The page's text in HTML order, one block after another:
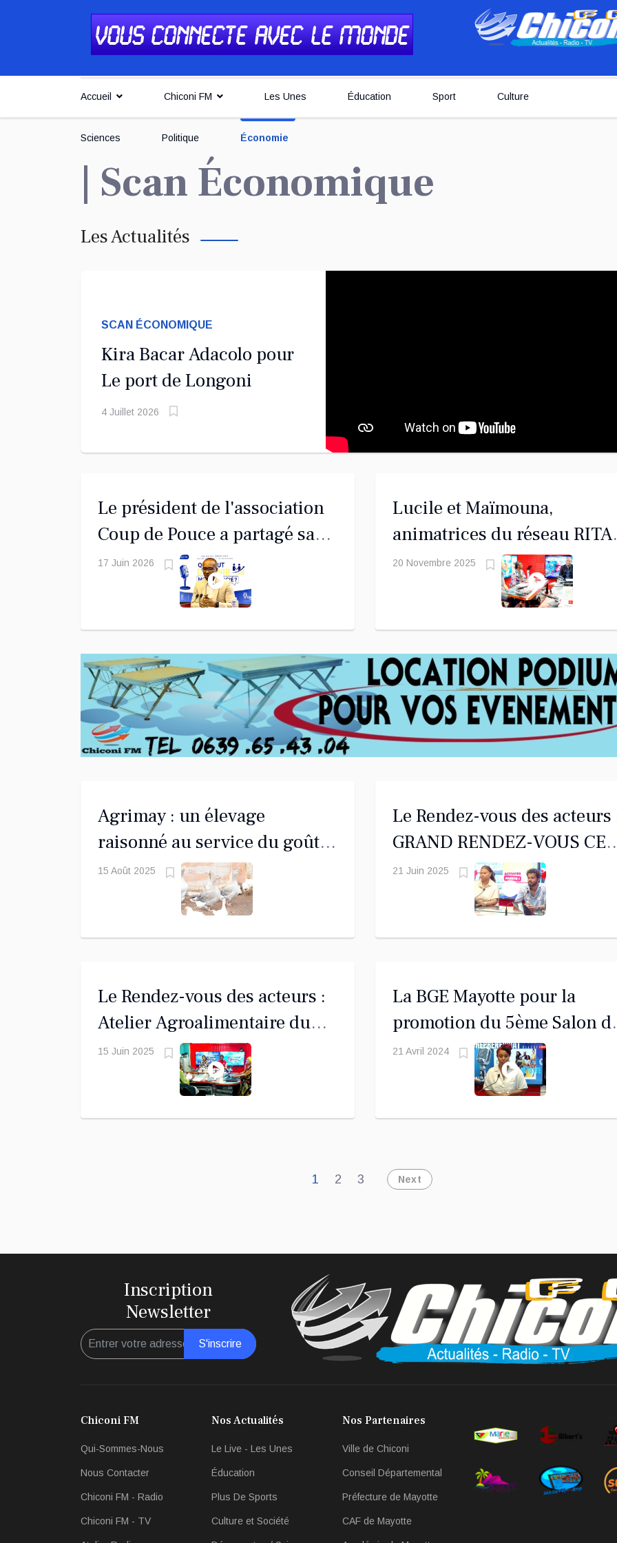
Accueil Chiconi FM Les Unes Éducation Sport Culture
Sciences Politique Économie
| Scan Économique
Les Actualités
SCAN ÉCONOMIQUE
Kira Bacar Adacolo pour
Le port de Longoni
4 Juillet 2026
Le président de l'association
Coup de Pouce a partagé sa
vision d'un entrepreneuriat
17 Juin 2026
Lucile et Maïmouna,
animatrices du réseau RITA
Mayotte
20 Novembre 2025
Agrimay : un élevage
raisonné au service du goût
et du bien-être animal
15 Août 2025
Le Rendez-vous des acteurs
GRAND RENDEZ-VOUS CE
WEEK-END À CHICONI
21 Juin 2025
Le Rendez-vous des acteurs :
Atelier Agroalimentaire du
Lycée de Coconi
15 Juin 2025
La BGE Mayotte pour la
promotion du 5ème Salon
l'entrepreneuriat au Féminin
21 Avril 2024
1 2 3 Next
Inscription
Newsletter
S'inscrire
Chiconi FM
Qui-Sommes-Nous
Nous Contacter
Chiconi FM - Radio
Chiconi FM - TV
Nos Actualités
Le Live - Les Unes
Éducation
Plus De Sports
Culture et Société
Nos Partenaires
Ville de Chiconi
Conseil Départemental
Préfecture de Mayotte
CAF de Mayotte